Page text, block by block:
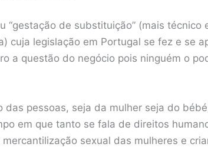
“gestação de substituição” (mais técnico
cuja legislação em Portugal se fez e se
a questão do negócio pois ninguém o
das pessoas, seja da mulher seja do
em que tanto se fala de direitos
sexual das mulheres e